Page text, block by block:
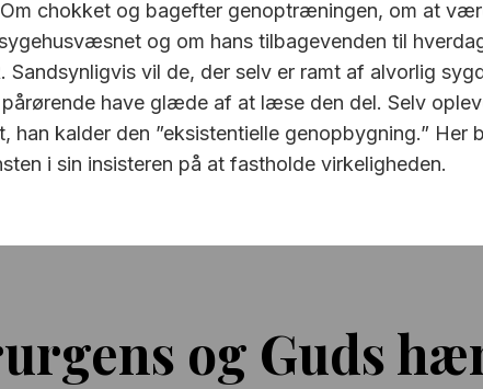
chokket og bagefter genoptræningen, om at
og om hans tilbagevenden til
Sandsynligvis vil de, der selv er ramt af alvorlig
have glæde af at læse den del. Selv
han kalder den ”eksistentielle genopbygning.” Her
i sin insisteren på at fastholde virkeligheden.
og Guds